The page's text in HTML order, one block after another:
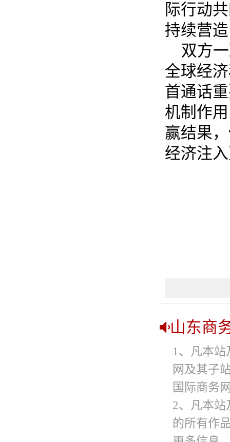
际行动
持续营
双方
全球经
首通话
机制作
赢结果
经济注
山东商
1、凡本
网及其子
国际商务
2、凡本站
的所有作